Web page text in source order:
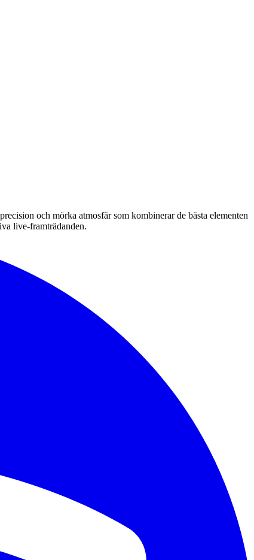
och mörka atmosfär som kombinerar de bästa elementen
live-framträdanden.